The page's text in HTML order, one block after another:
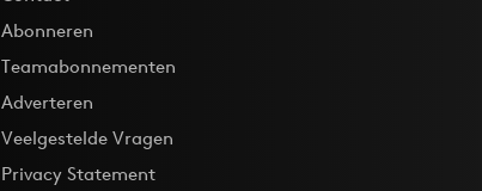
Abonneren
Teamabonnementen
Adverteren
Veelgestelde Vragen
Privacy Statement